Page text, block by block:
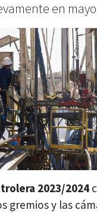
en
2023/2024
gremios y las